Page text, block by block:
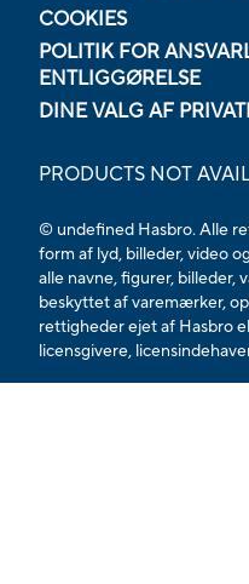
COOKIES
POLITIK FOR
ENTLIGGØRELSE
DINE VALG AF
PRODUCTS NOT
© undefined Hasbro. Alle
form af lyd, billeder, video
alle navne, figurer,
beskyttet af varemærker,
rettigheder ejet af Hasbro
licensgivere,